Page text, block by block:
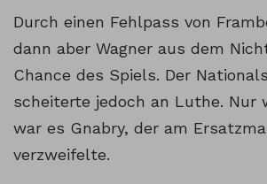
Durch einen Fehlpass von
dann aber Wagner aus dem
Chance des Spiels. Der
scheiterte jedoch an Luthe. Nur
war es Gnabry, der am
verzweifelte.